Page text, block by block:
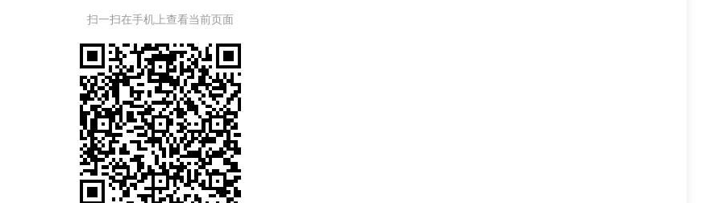
扫一扫在手机上查看当前页面